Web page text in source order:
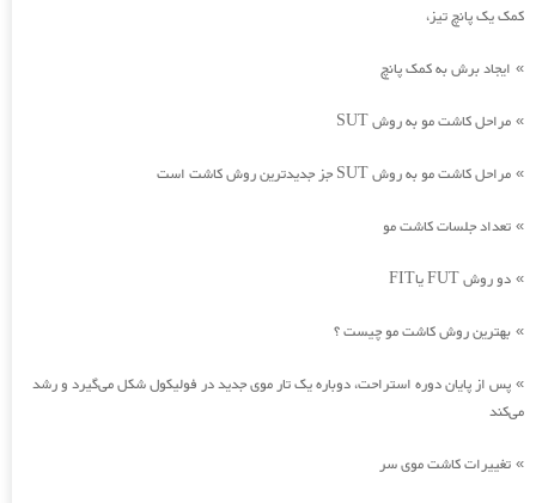
کمک یک پانچ تیز،
» ایجاد برش به کمک پانچ
» مراحل کاشت مو به روش SUT
» مراحل کاشت مو به روش SUT جز جدیدترین روش کاشت است
» تعداد جلسات کاشت مو
» دو روش FUT یاFIT
» بهترین روش کاشت مو چیست ؟
» پس از پایان دوره استراحت، دوباره یک تار موی جدید در فولیکول شکل می‌گیرد و رشد
می‌کند
» تغییرات کاشت موی سر